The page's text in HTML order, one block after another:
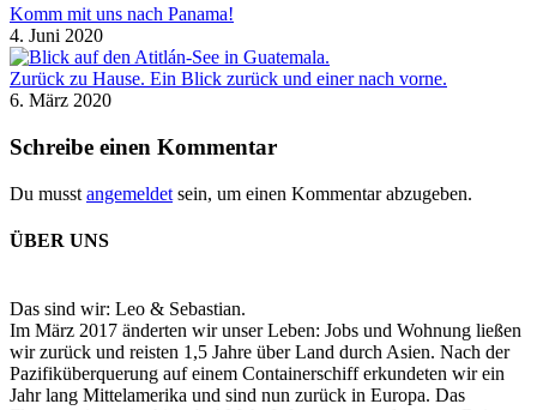
Komm mit uns nach Panama!
4. Juni 2020
Zurück zu Hause. Ein Blick zurück und einer nach vorne.
6. März 2020
Schreibe einen Kommentar
Du musst angemeldet sein, um einen Kommentar abzugeben.
ÜBER UNS
Das sind wir: Leo & Sebastian.
Im März 2017 änderten wir unser Leben: Jobs und Wohnung ließen
wir zurück und reisten 1,5 Jahre über Land durch Asien. Nach der
Pazifiküberquerung auf einem Containerschiff erkundeten wir ein
Jahr lang Mittelamerika und sind nun zurück in Europa. Das